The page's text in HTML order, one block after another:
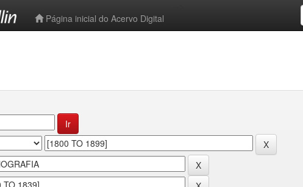
Página inicial do Acervo Digital